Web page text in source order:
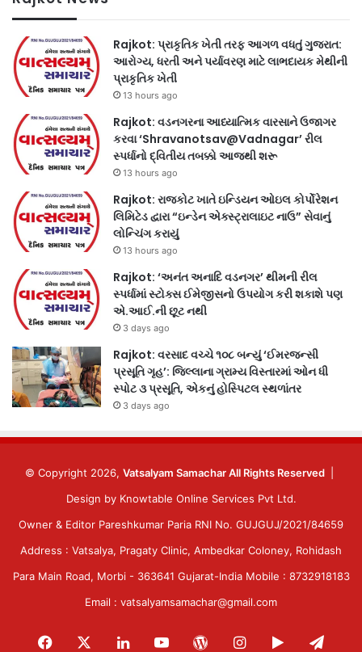
Rajkot: પ્રાકૃતિક ખેતી તરફ આગળ વધતું ગુજરાત:
આરોગ્ય, ધરતી અને પર્યાવરણ માટે લાભદાયક મેથીની
પ્રાકૃતિક ખેતી
13 hours ago
Rajkot: વડનગરના આધ્યાત્મિક વારસાને ઉજાગર
કરવા ‘Shravanotsav@Vadnagar’ રીલ
સ્પર્ધાનો દ્વિતીય તબક્કો આજથી શરૂ
13 hours ago
Rajkot: રાજકોટ ખાતે ઇન્ડિયન ઓઇલ કોર્પોરેશન
લિમિટેડ દ્વારા “ઇન્ડેન એક્સ્ટ્રાલાઇટ નાઉ” સેવાનું
લોન્ચિંગ કરાયું
13 hours ago
Rajkot: ‘અનંત અનાદિ વડનગર’ થીમની રીલ
સ્પર્ધામાં સ્ટોક્સ ઈમેજીસનો ઉપયોગ કરી શકાશે પણ
એ.આઈ.ની છૂટ નથી
3 days ago
Rajkot: વરસાદ વચ્ચે ૧૦૮ બન્યું ‘ઈમરજન્સી
પ્રસૂતિ ગૃહ’: જિલ્લાના ગ્રામ્ય વિસ્તારમાં ઓન ધી
સ્પોટ ૩ પ્રસૂતિ, એકનું હોસ્પિટલ સ્થળાંતર
3 days ago
© Copyright 2026, Vatsalyam Samachar All Rights Reserved
Design by Knowtable Online Services Pvt Ltd.
Owner & Editor Pareshkumar Paria RNI No. GUJGUJ/2021/84659
Address : Vatsalya, Pragaty Clinic, Ambedkar Coloney, Rohidash
Para Main Road, Morbi - 363641 Gujarat-India Mobile : 8732918183
Email : vatsalyamsamachar@gmail.com
Facebook LinkedInYouTubeWordPressInstagram
Google